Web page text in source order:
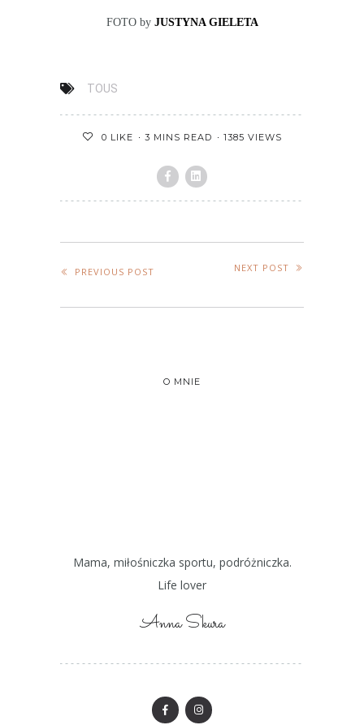
FOTO by JUSTYNA GIELETA
TOUS
0 LIKE 3 MINS READ 1385 VIEWS
PREVIOUS POST NEXT POST
O MNIE
Mama, miłośniczka sportu, podróżniczka.
Life lover
Anna Skura